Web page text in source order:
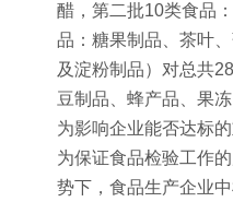
醋，第二批10类食品
品：糖果制品、茶叶
及淀粉制品）对总共
豆制品、蜂产品、果
为影响企业能否达标的
为保证食品检验工作
势下，食品生产企业